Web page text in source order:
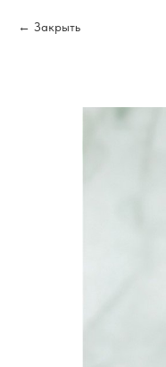
Закрыть